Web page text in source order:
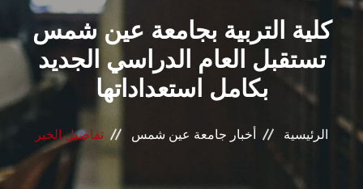
الشئون الأكاديمية
البحث العلمي
المراكز والوحدات
كلية التربية بجامعة عين شمس
تستقبل العام الدراسي الجديد
بكامل استعداداتها
الرئيسية أخبار جامعة عين شمس تفاصيل الخبر